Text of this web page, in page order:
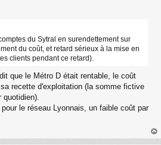
du Sytral en surendettement sur
du coût, et retard sérieux à la mise en
clients pendant ce retard).
que le Métro D était rentable, le coût
recette d'exploitation (la somme fictive
quotidien).
le réseau Lyonnais, un faible coût par
au